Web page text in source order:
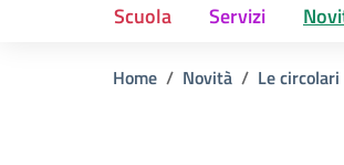
Scuola Servizi
Home Novità Le circolari